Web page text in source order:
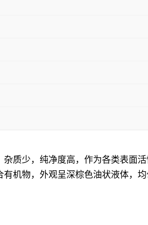
质少，纯净度高，作为各类表面
机物，外观呈深棕色油状液体，